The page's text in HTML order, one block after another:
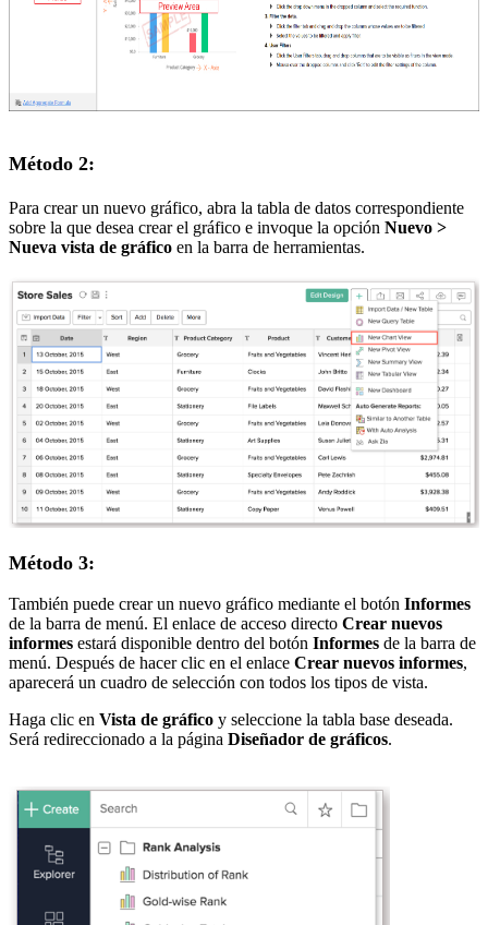
Método 2:
Para crear un nuevo gráfico, abra la tabla de datos correspondiente
sobre la que desea crear el gráfico e invoque la opción Nuevo >
Nueva vista de gráfico en la barra de herramientas.
Método 3:
También puede crear un nuevo gráfico mediante el botón Informes
de la barra de menú. El enlace de acceso directo Crear nuevos
informes estará disponible dentro del botón Informes de la barra de
menú. Después de hacer clic en el enlace Crear nuevos informes,
aparecerá un cuadro de selección con todos los tipos de vista.
Haga clic en Vista de gráfico y seleccione la tabla base deseada.
Será redireccionado a la página Diseñador de gráficos.